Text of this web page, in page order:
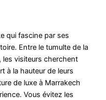
qui fascine par ses
Entre le tumulte de la
les visiteurs cherchent
à la hauteur de leurs
de luxe à Marrakech
Vous évitez les